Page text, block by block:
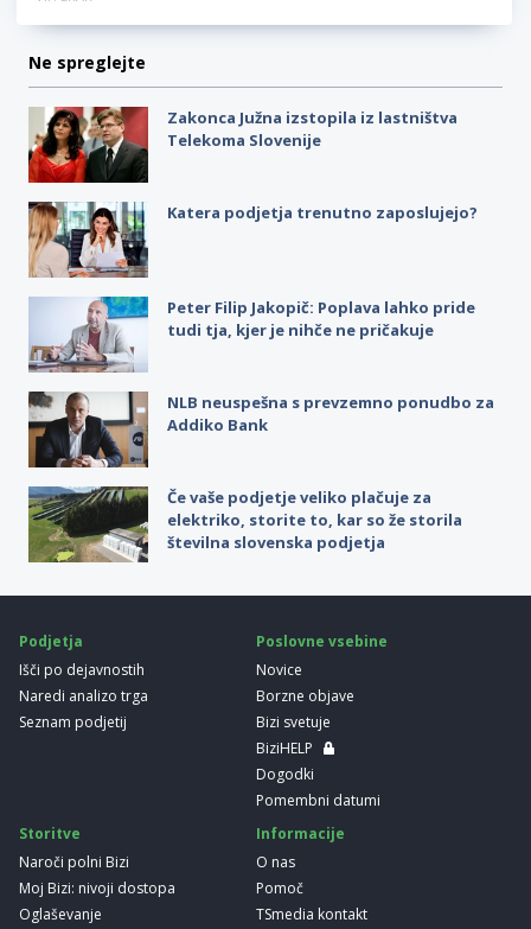
Ne spreglejte
Zakonca Južna izstopila iz lastništva
Telekoma Slovenije
Katera podjetja trenutno zaposlujejo?
Peter Filip Jakopič: Poplava lahko pride
tudi tja, kjer je nihče ne pričakuje
NLB neuspešna s prevzemno ponudbo za
Addiko Bank
Če vaše podjetje veliko plačuje za
elektriko, storite to, kar so že storila
številna slovenska podjetja
Podjetja
Išči po dejavnostih
Naredi analizo trga
Seznam podjetij
Poslovne vsebine
Novice
Borzne objave
Bizi svetuje
BiziHELP
Dogodki
Pomembni datumi
Storitve
Naroči polni Bizi
Moj Bizi: nivoji dostopa
Oglaševanje
Informacije
O nas
Pomoč
TSmedia kontakt